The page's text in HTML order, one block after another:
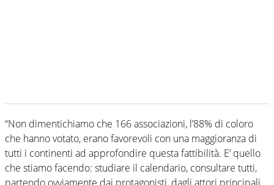
“Non dimentichiamo che 166 associazioni, l’88% di coloro
che hanno votato, erano favorevoli con una maggioranza di
tutti i continenti ad approfondire questa fattibilità. E’ quello
che stiamo facendo: studiare il calendario, consultare tutti,